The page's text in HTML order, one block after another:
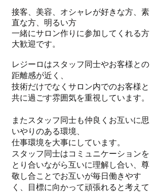
接客、美容、オシャレが好きな方、素
直な方、明るい方
一緒にサロン作りに参加してくれる方
大歓迎です。
レジーロはスタッフ同士やお客様との
距離感が近く、
技術だけでなくサロン内でのお客様と
共に過ごす雰囲気を重視しています。
またスタッフ同士も仲良くお互いに思
いやりのある環境、
仕事環境を大事にしています。
スタッフ同士は​コミュニケーションを
とり合いながら互いに理解し合い、尊
敬し合ことでお互いが毎日働きやす
く、目標に向かって頑張れると考えて